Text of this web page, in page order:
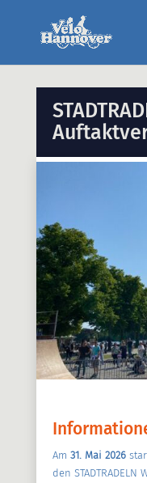
Am 31. Mai 2026
den